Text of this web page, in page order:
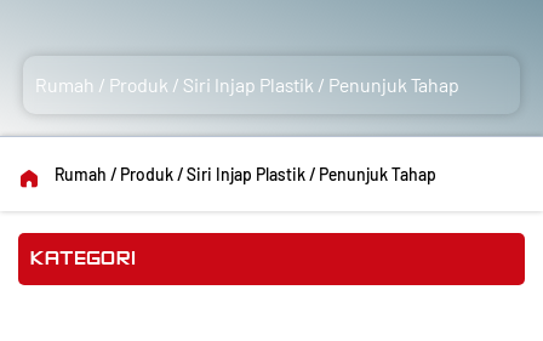
Rumah / Produk /Siri Injap Plastik / Penunjuk Tahap
Rumah / Produk/Siri Injap Plastik/ Penunjuk Tahap
KATEGORI